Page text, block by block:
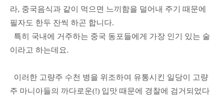
라, 중국음식과 같이 먹으면 느끼함을 덜어내 주기 때문에
필자도 한두 잔씩 하곤 합니다.
특히 국내에 거주하는 중국 동포들에게 가장 인기 있는 술
이라고 하는데요.
이러한 고량주 수천 병을 위조하여 유통시킨 일당이 고량
주 마니아들의 까다로운(!) 입맛 때문에 경찰에 검거되었다